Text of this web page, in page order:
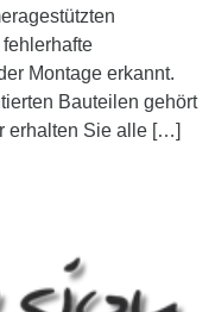
Montage erkannt.
Bauteilen gehört
erhalten Sie alle […]